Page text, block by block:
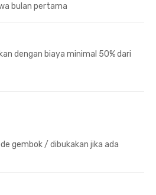
bulan pertama
dengan biaya minimal 50% dari
gembok / dibukakan jika ada